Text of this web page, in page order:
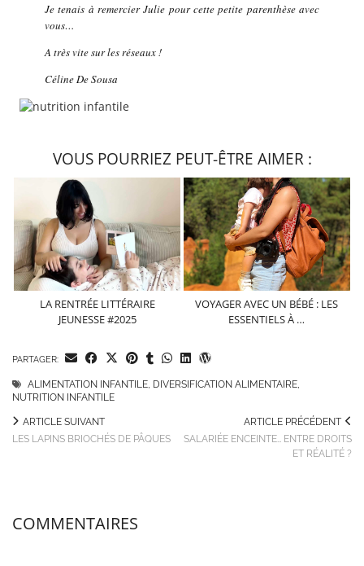
Je tenais à remercier Julie pour cette petite parenthèse avec
vous…
A très vite sur les réseaux !
Céline De Sousa
VOUS POURRIEZ PEUT-ÊTRE AIMER :
LA RENTRÉE LITTÉRAIRE
JEUNESSE #2025
VOYAGER AVEC UN BÉBÉ : LES
ESSENTIELS À …
PARTAGER:
ALIMENTATION INFANTILE, DIVERSIFICATION ALIMENTAIRE,
NUTRITION INFANTILE
ARTICLE PRÉCÉDENT
SALARIÉE ENCEINTE… ENTRE DROITS
ET RÉALITÉ ?
ARTICLE SUIVANT
LES LAPINS BRIOCHÉS DE PÂQUES
COMMENTAIRES